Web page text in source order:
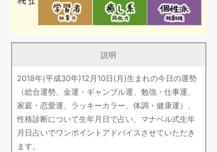
説明
2018年(平成30年)12月10日(月)生まれの今日の運勢
（総合運勢、金運・ギャンブル運、勉強・仕事運、
家庭・恋愛運、ラッキーカラー、体調・健康運）、
性格診断について生年月日で占い、マナベル式生年
月日占いでワンポイントアドバイスさせていただき
ます。